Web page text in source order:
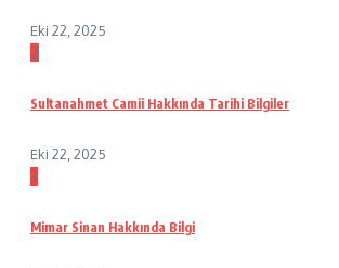
Eki 22, 2025
2
Sultanahmet Camii Hakkında Tarihi Bilgiler
Eki 22, 2025
3
Mimar Sinan Hakkında Bilgi